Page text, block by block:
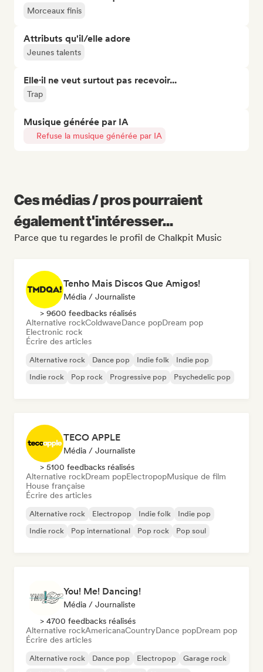
Morceaux finis
Attributs qu'il/elle adore
Jeunes talents
Elle·il ne veut surtout pas recevoir...
Trap
Musique générée par IA
Refuse la musique générée par IA
Ces médias / pros pourraient
également t'intéresser...
Parce que tu regardes le profil de Chalkpit Music
Tenho Mais Discos Que Amigos!
Média / Journaliste
> 9600 feedbacks réalisés
Alternative rockColdwaveDance popDream pop
Electronic rock
Écrire des articles
Alternative rock Dance pop Indie folk
Indie pop
Indie rock
Pop rock Progressive pop Psychedelic pop
TECO APPLE
Média / Journaliste
> 5100 feedbacks réalisés
Alternative rockDream popElectropopMusique de film
House française
Écrire des articles
Alternative rock Electropop Indie folk
Indie pop
Indie rock
Pop international Pop rock Pop soul
You! Me! Dancing!
Média / Journaliste
> 4700 feedbacks réalisés
Alternative rockAmericanaCountryDance popDream pop
Écrire des articles
Alternative rock Dance pop Electropop
Garage rock